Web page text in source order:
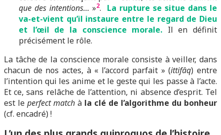
que des intentions… »2. La rupture se situe dans le
va-et-vient qu’il instaure entre le regard de Dieu
et l’œil de la conscience morale. Il en définit
précisément le rôle.
La tâche de la conscience morale consiste à veiller, dans
chacun de nos actes, à « l’accord parfait » (ittifâq) entre
l’intention qui les anime et le geste qui les passe à l’acte.
Et ce, sans relâche de l’attention, ni absence d’esprit. Tel
est le perfect match à la clé de l’algorithme du bonheur
(cf. encadré) !